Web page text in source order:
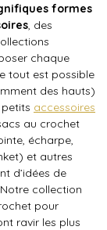
formes
, des
chaque
tout est possible
des hauts)
accessoires
au crochet
écharpe,
et autres
d’idées de
collection
pour
ravir les plus